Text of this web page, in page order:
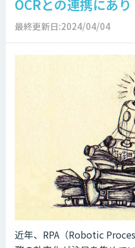
OCRとの連携にあり
最終更新日:2024/04/04
近年、RPA（Robotic